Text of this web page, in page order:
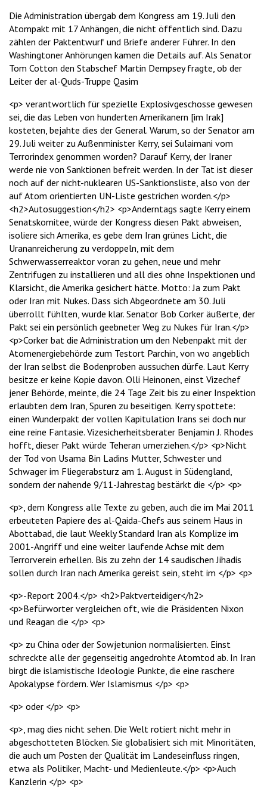
Die Administration übergab dem Kongress am 19. Juli den
Atompakt mit 17 Anhängen, die nicht öffentlich sind. Dazu
zählen der Paktentwurf und Briefe anderer Führer. In den
Washingtoner Anhörungen kamen die Details auf. Als Senator
Tom Cotton den Stabschef Martin Dempsey fragte, ob der
Leiter der al-Quds-Truppe Qasim
<p> verantwortlich für spezielle Explosivgeschosse gewesen
sei, die das Leben von hunderten Amerikanern [im Irak]
kosteten, bejahte dies der General. Warum, so der Senator am
29. Juli weiter zu Außenminister Kerry, sei Sulaimani vom
Terrorindex genommen worden? Darauf Kerry, der Iraner
werde nie von Sanktionen befreit werden. In der Tat ist dieser
noch auf der nicht-nuklearen US-Sanktionsliste, also von der
auf Atom orientierten UN-Liste gestrichen worden.</p>
<h2>Autosuggestion</h2> <p>Anderntags sagte Kerry einem
Senatskomitee, würde der Kongress diesen Pakt abweisen,
isoliere sich Amerika, es gebe dem Iran grünes Licht, die
Urananreicherung zu verdoppeln, mit dem
Schwerwasserreaktor voran zu gehen, neue und mehr
Zentrifugen zu installieren und all dies ohne Inspektionen und
Klarsicht, die Amerika gesichert hätte. Motto: Ja zum Pakt
oder Iran mit Nukes. Dass sich Abgeordnete am 30. Juli
überrollt fühlten, wurde klar. Senator Bob Corker äußerte, der
Pakt sei ein persönlich geebneter Weg zu Nukes für Iran.</p>
<p>Corker bat die Administration um den Nebenpakt mit der
Atomenergiebehörde zum Testort Parchin, von wo angeblich
der Iran selbst die Bodenproben aussuchen dürfe. Laut Kerry
besitze er keine Kopie davon. Olli Heinonen, einst Vizechef
jener Behörde, meinte, die 24 Tage Zeit bis zu einer Inspektion
erlaubten dem Iran, Spuren zu beseitigen. Kerry spottete:
einen Wunderpakt der vollen Kapitulation Irans sei doch nur
eine reine Fantasie. Vizesicherheitsberater Benjamin J. Rhodes
hofft, dieser Pakt würde Teheran umerziehen.</p> <p>Nicht
der Tod von Usama Bin Ladins Mutter, Schwester und
Schwager im Fliegerabsturz am 1. August in Südengland,
sondern der nahende 9/11-Jahrestag bestärkt die </p> <p>
<p>, dem Kongress alle Texte zu geben, auch die im Mai 2011
erbeuteten Papiere des al-Qaida-Chefs aus seinem Haus in
Abottabad, die laut Weekly Standard Iran als Komplize im
2001-Angriff und eine weiter laufende Achse mit dem
Terrorverein erhellen. Bis zu zehn der 14 saudischen Jihadis
sollen durch Iran nach Amerika gereist sein, steht im </p> <p>
<p>-Report 2004.</p> <h2>Paktverteidiger</h2>
<p>Befürworter vergleichen oft, wie die Präsidenten Nixon
und Reagan die </p> <p>
<p> zu China oder der Sowjetunion normalisierten. Einst
schreckte alle der gegenseitig angedrohte Atomtod ab. In Iran
birgt die islamistische Ideologie Punkte, die eine raschere
Apokalypse fördern. Wer Islamismus </p> <p>
<p> oder </p> <p>
<p>, mag dies nicht sehen. Die Welt rotiert nicht mehr in
abgeschotteten Blöcken. Sie globalisiert sich mit Minoritäten,
die auch um Posten der Qualität im Landeseinfluss ringen,
etwa als Politiker, Macht- und Medienleute.</p> <p>Auch
Kanzlerin </p> <p>